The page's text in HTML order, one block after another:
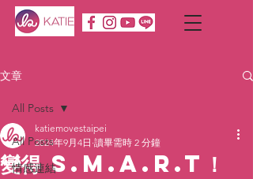
文章
All Posts
情感連結
All Posts
變得 S.M.A.R.T！
katiemovestaipei
2024年9月4日 讀畢需時 2 分鐘